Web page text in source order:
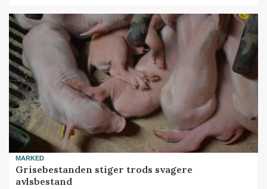
MARKED
Grisebestanden stiger trods svagere
avlsbestand